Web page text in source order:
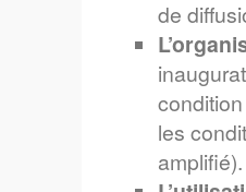
de
les
amplifié).